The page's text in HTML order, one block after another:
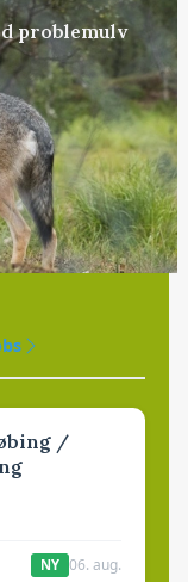
problemulv
/
NY 06. aug.